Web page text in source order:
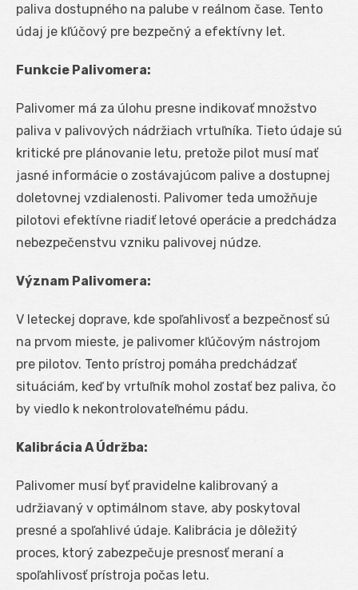
paliva dostupného na palube v reálnom čase. Tento
údaj je kľúčový pre bezpečný a efektívny let.
Funkcie Palivomera:
Palivomer má za úlohu presne indikovať množstvo
paliva v palivových nádržiach vrtuľníka. Tieto údaje sú
kritické pre plánovanie letu, pretože pilot musí mať
jasné informácie o zostávajúcom palive a dostupnej
doletovnej vzdialenosti. Palivomer teda umožňuje
pilotovi efektívne riadiť letové operácie a predchádza
nebezpečenstvu vzniku palivovej núdze.
Význam Palivomera:
V leteckej doprave, kde spoľahlivosť a bezpečnosť sú
na prvom mieste, je palivomer kľúčovým nástrojom
pre pilotov. Tento prístroj pomáha predchádzať
situáciám, keď by vrtuľník mohol zostať bez paliva, čo
by viedlo k nekontrolovateľnému pádu.
Kalibrácia A Údržba:
Palivomer musí byť pravidelne kalibrovaný a
udržiavaný v optimálnom stave, aby poskytoval
presné a spoľahlivé údaje. Kalibrácia je dôležitý
proces, ktorý zabezpečuje presnosť meraní a
spoľahlivosť prístroja počas letu.